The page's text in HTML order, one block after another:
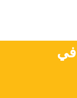
حوّل AIFC إلى M4A في